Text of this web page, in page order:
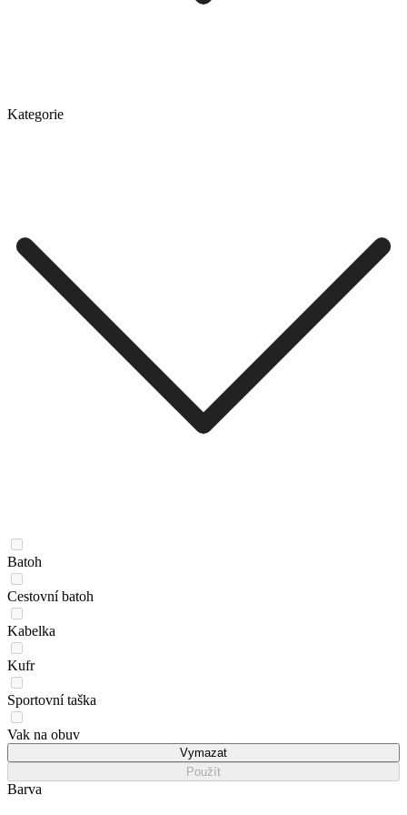
Kategorie
Batoh
Cestovní batoh
Kabelka
Kufr
Sportovní taška
Vak na obuv
Vymazat
Použít
Barva